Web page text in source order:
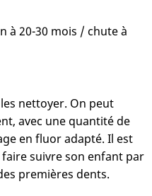
à 20-30 mois / chute à
nettoyer. On peut
avec une quantité de
en fluor adapté. Il est
suivre son enfant par
premières dents.